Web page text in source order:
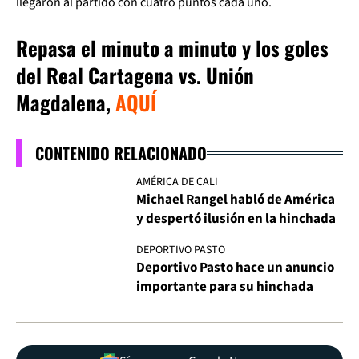
Repasa el minuto a minuto y los goles
del Real Cartagena vs. Unión
Magdalena,AQUÍ
CONTENIDO RELACIONADO
AMÉRICA DE CALI
Michael Rangel habló de América
y despertó ilusión en la hinchada
DEPORTIVO PASTO
Deportivo Pasto hace un anuncio
importante para su hinchada